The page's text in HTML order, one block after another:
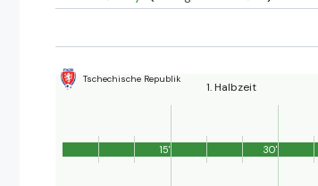
Tschechische Republik
1. Halbzeit
15' 30'